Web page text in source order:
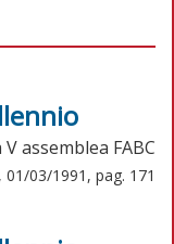
assemblea FABC
03/1991, pag. 171